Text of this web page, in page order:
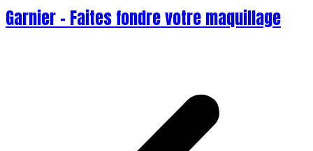
Garnier – Faites fondre votre maquillage